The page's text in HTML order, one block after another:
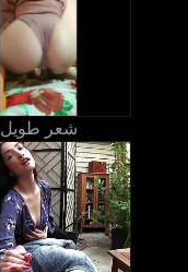
شعر طويل